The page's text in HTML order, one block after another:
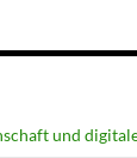
und